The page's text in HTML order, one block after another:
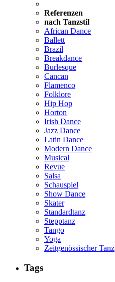
Referenzen
nach Tanzstil
African Dance
Ballett
Brazil
Breakdance
Burlesque
Cancan
Flamenco
Folklore
Hip Hop
Horton
Irish Dance
Jazz Dance
Latin Dance
Modern Dance
Musical
Revue
Salsa
Schauspiel
Show Dance
Skater
Standardtanz
Stepptanz
Tango
Yoga
Zeitgenössischer Tanz
Tags